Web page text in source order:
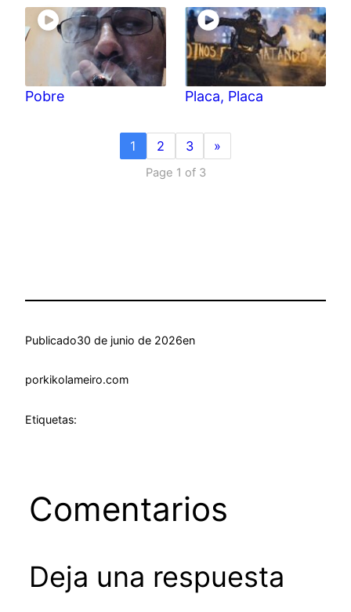
Pobre Placa, Placa
1 2 3 »
Page 1 of 3
Publicado30 de junio de 2026en
porkikolameiro.com
Etiquetas:
Comentarios
Deja una respuesta